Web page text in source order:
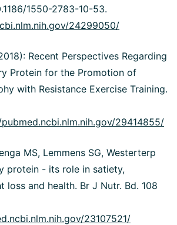
1550-2783-10-53.
24299050/
Recent Perspectives Regarding
Protein for the Promotion of
with Resistance Exercise Training.
29414855/
MS, Lemmens SG, Westerterp
protein - its role in satiety,
loss and health. Br J Nutr. Bd. 108
23107521/